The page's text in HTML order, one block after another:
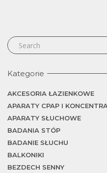
Kategorie
AKCESORIA ŁAZIENKOWE
APARATY CPAP I
APARATY SŁUCHOWE
BADANIA STÓP
BADANIE SŁUCHU
BALKONIKI
BEZDECH SENNY